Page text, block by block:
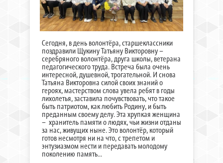
Сегодня, в день волонтёра, старшеклассники
поздравили Щукину Татьяну Викторовну –
серебряного волонтёра, друга школы, ветерана
педагогического труда. Встреча была очень
интересной, душевной, трогательной. И снова
Татьяна Викторовна силой своих знаний о
героях, мастерством слова увела ребят в годы
лихолетья, заставила почувствовать, что такое
быть патриотом, как любить Родину, и быть
преданным своему делу. Эта хрупкая женщина
– хранитель памяти о людях, чьи жизни отданы
за нас, живущих ныне. Это волонтёр, который
готов несмотря ни на что, с трепетом и
энтузиазмом нести и передавать молодому
поколению память…